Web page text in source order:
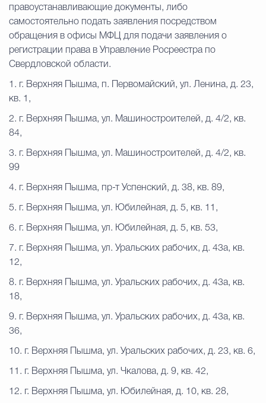
правоустанавливающие документы, либо
самостоятельно подать заявления посредством
обращения в офисы МФЦ для подачи заявления о
регистрации права в Управление Росреестра по
Свердловской области.
1. г. Верхняя Пышма, п. Первомайский, ул. Ленина, д. 23,
кв. 1,
2. г. Верхняя Пышма, ул. Машиностроителей, д. 4/2, кв.
84,
3. г. Верхняя Пышма, ул. Машиностроителей, д. 4/2, кв.
99
4. г. Верхняя Пышма, пр-т Успенский, д. 38, кв. 89,
5. г. Верхняя Пышма, ул. Юбилейная, д. 5, кв. 11,
6. г. Верхняя Пышма, ул. Юбилейная, д. 5, кв. 53,
7. г. Верхняя Пышма, ул. Уральских рабочих, д. 43а, кв.
12,
8. г. Верхняя Пышма, ул. Уральских рабочих, д. 43а, кв.
18,
9. г. Верхняя Пышма, ул. Уральских рабочих, д. 43а, кв.
36,
10. г. Верхняя Пышма, ул. Уральских рабочих, д. 23, кв. 6,
11. г. Верхняя Пышма, ул. Чкалова, д. 9, кв. 42,
12. г. Верхняя Пышма, ул. Юбилейная, д. 10, кв. 28,